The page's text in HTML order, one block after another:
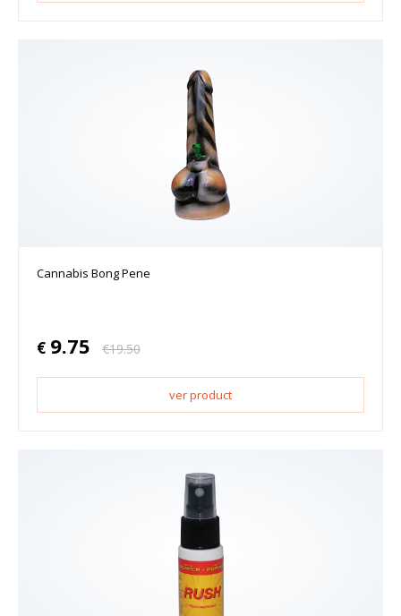
Cannabis Bong Pene
€ 9.75 €19.50
ver product